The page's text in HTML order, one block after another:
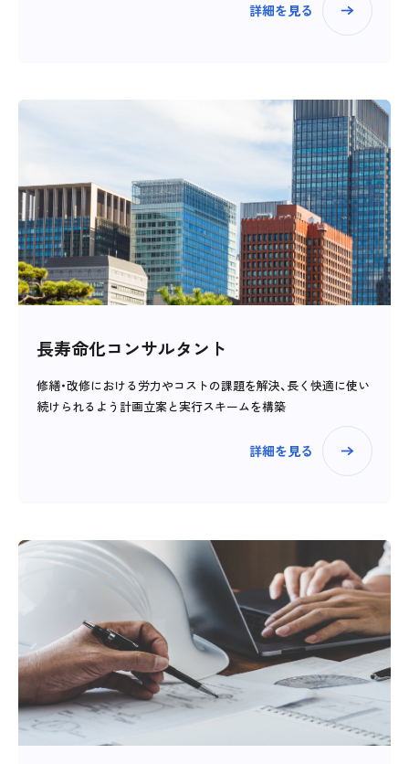
詳細を見る
長寿命化コンサルタント
修繕・改修における労力やコストの課題を解決、長く快適に使い
続けられるよう計画立案と実行スキームを構築
詳細を見る